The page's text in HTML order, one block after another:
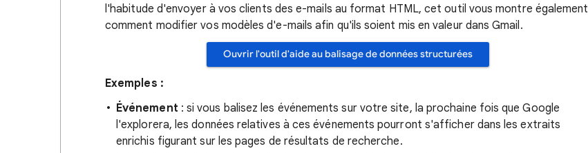
l'habitude d'envoyer à vos clients des e-mails au format HTML, cet outil vous montre également
comment modifier vos modèles d'e-mails afin qu'ils soient mis en valeur dans Gmail.
Ouvrir l'outil d'aide au balisage de données structurées
Exemples :
Événement : si vous balisez les événements sur votre site, la prochaine fois que Google
l'explorera, les données relatives à ces événements pourront s'afficher dans les extraits
enrichis figurant sur les pages de résultats de recherche.